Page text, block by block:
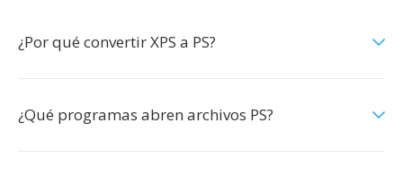
¿Por qué convertir XPS a PS?
¿Qué programas abren archivos PS?